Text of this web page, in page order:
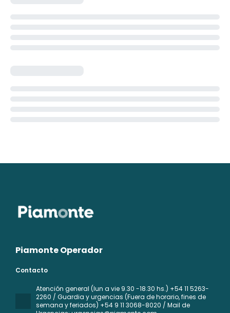
Piamonte Operador
Contacto
Atención general (lun a vie 9.30 -18.30 hs.) +54 11 5263-
2260 / Guardia y urgencias (Fuera de horario, fines de
semana y feriados) +54 9 11 3068-8020 / Mail de